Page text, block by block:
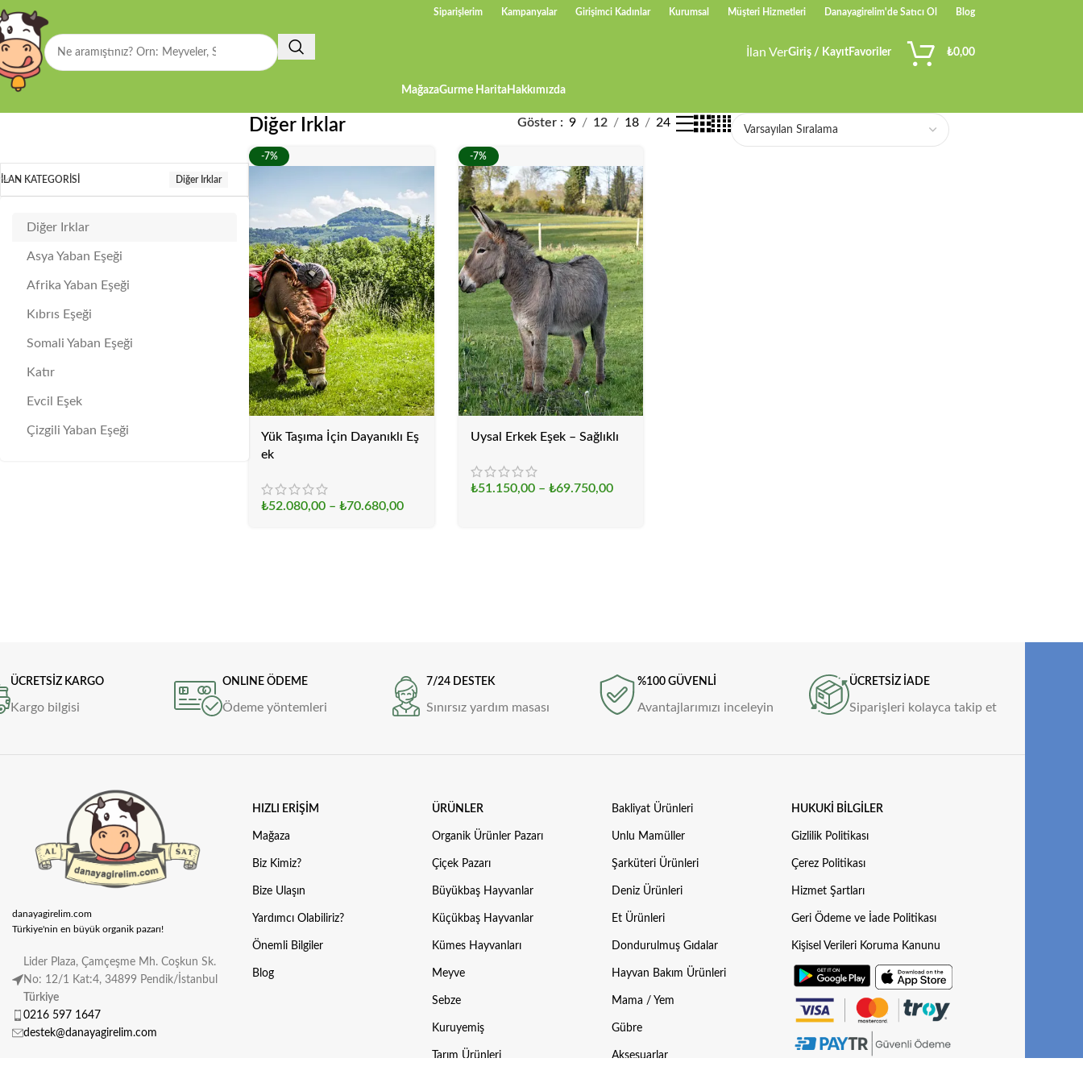
Siparişlerim Kampanyalar Girişimci Kadınlar Kurumsal Müşteri Hizmetleri Danayagirelim'de Satıcı Ol Blog
İlan VerGiriş / Kayıt Favoriler ₺0,00
MağazaGurme Harita Hakkımızda
İLAN KATEGORISI Diğer Irklar
Diğer Irklar
Asya Yaban Eşeği
Afrika Yaban Eşeği
Kıbrıs Eşeği
Somali Yaban Eşeği
Katır
Evcil Eşek
Çizgili Yaban Eşeği
Diğer Irklar Göster 9 12 18 24
-7%
Yük Taşıma İçin Dayanıklı Eş
ek
₺52.080,00 –₺70.680,00
-7%
Uysal Erkek Eşek – Sağlıklı
₺51.150,00 – ₺69.750,00
ÜCRETSİZ KARGO
Kargo bilgisi
ONLINE ÖDEME
Ödeme yöntemleri
7/24 DESTEK
Sınırsız yardım masası
%100 GÜVENLİ
Avantajlarımızı inceleyin
ÜCRETSİZ İADE
Siparişleri kolayca takip et
danayagirelim.com
Türkiye'nin en büyük organik pazarı!
Lider Plaza, Çamçeşme Mh. Coşkun Sk.
No: 12/1 Kat:4, 34899 Pendik/İstanbul
Türkiye
0216 597 1647
destek@danayagirelim.com
HIZLI ERIŞIM
Mağaza
Biz Kimiz?
Bize Ulaşın
Yardımcı Olabiliriz?
Önemli Bilgiler
Blog
ÜRÜNLER
Organik Ürünler Pazarı
Çiçek Pazarı
Büyükbaş Hayvanlar
Küçükbaş Hayvanlar
Kümes Hayvanları
Meyve
Sebze
Kuruyemiş
Tarım Ürünleri
Bakliyat Ürünleri
Unlu Mamüller
Şarküteri Ürünleri
Deniz Ürünleri
Et Ürünleri
Dondurulmuş Gıdalar
Hayvan Bakım Ürünleri
Mama / Yem
Gübre
Aksesuarlar
HUKUKI BILGILER
Gizlilik Politikası
Çerez Politikası
Hizmet Şartları
Geri Ödeme ve İade Politikası
Kişisel Verileri Koruma Kanunu